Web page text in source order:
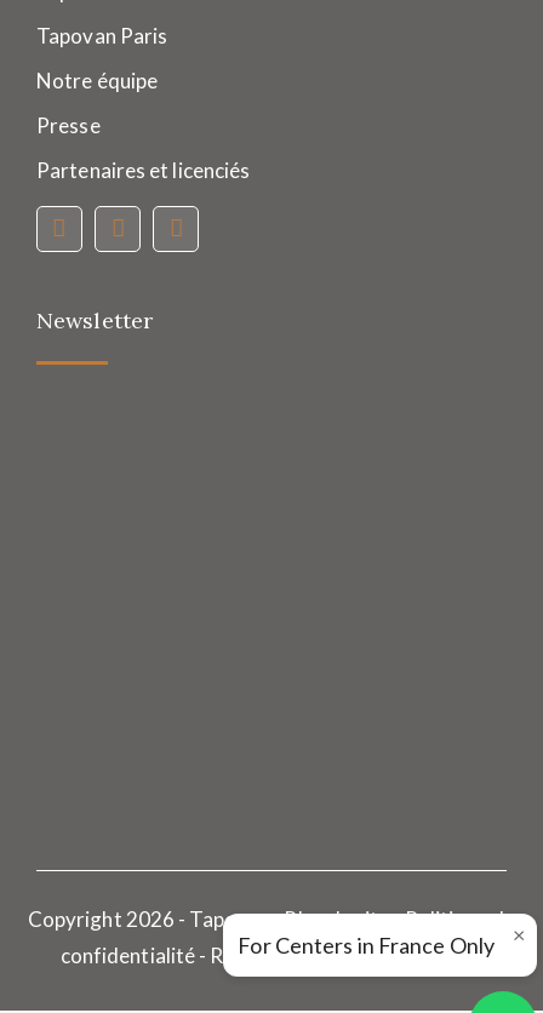
×
For Centers in France Only
Tapovan Paris
Notre équipe
Presse
Partenaires et licenciés
Newsletter
Copyright 2026 - Tapovan - Plan du site - Politique de
confidentialité - Réalisé par Pharoscion Global